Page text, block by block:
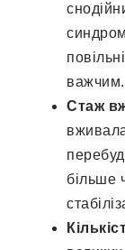
важчим.
Стаж
більше